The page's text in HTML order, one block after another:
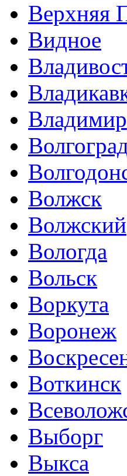
Верхняя
Видное
Владимир
Волжск
Волжский
Вологда
Вольск
Воркута
Воронеж
Воткинск
Выборг
Выкса